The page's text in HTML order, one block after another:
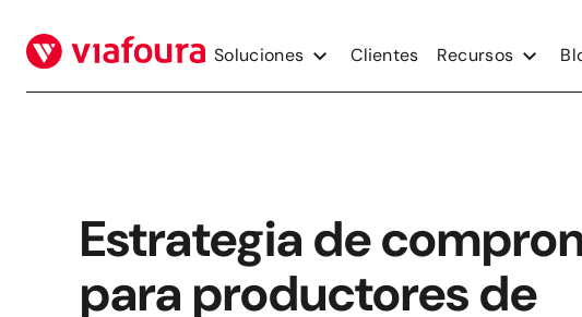
contenido
Soluciones Clientes Recursos
Estrategia de
para productores de